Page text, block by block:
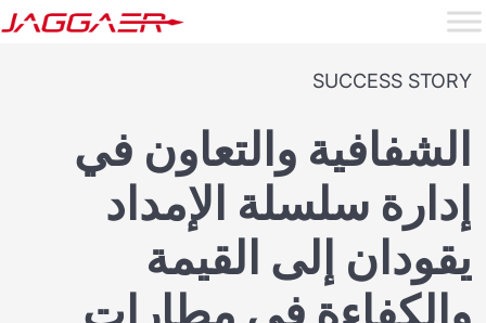
SUCCESS STORY
الشفافية والتعاون في
إدارة سلسلة الإمداد
يقودان إلى القيمة